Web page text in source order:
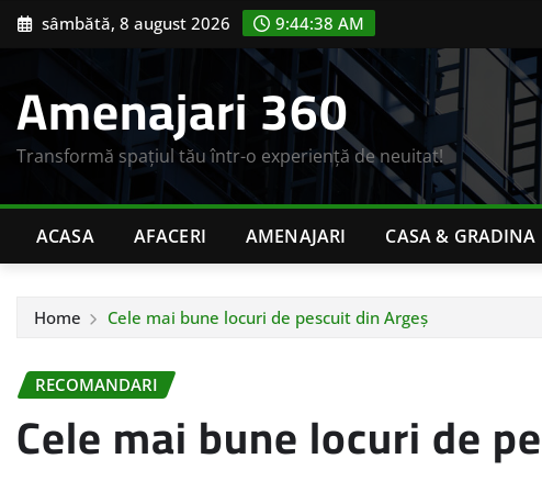
Skip sâmbătă, 8 august 2026 9:44:39 AM
Amenajari 360
Transformă spațiul tău într-o experiență de neuitat!
ACASA AFACERI AMENAJARI CASA & GRADINA
Home Cele mai bune locuri de pescuit din Argeș
RECOMANDARI
Cele mai bune locuri de